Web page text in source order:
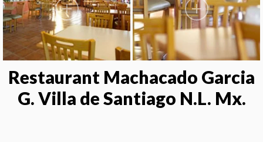
Restaurant Machacado Garcia
G. Villa de Santiago N.L. Mx.